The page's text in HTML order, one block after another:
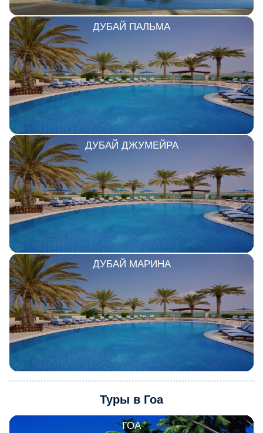
ДУБАЙ ПАЛЬМА
ДУБАЙ ДЖУМЕЙРА
ДУБАЙ МАРИНА
Туры в Гоа
ГОА